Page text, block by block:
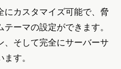
カスタマイズ可能で、脅
ーマの設定ができます。
、そして完全にサーバーサ
す。